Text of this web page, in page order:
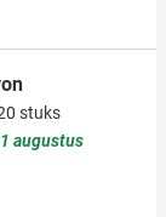
stuks
augustus